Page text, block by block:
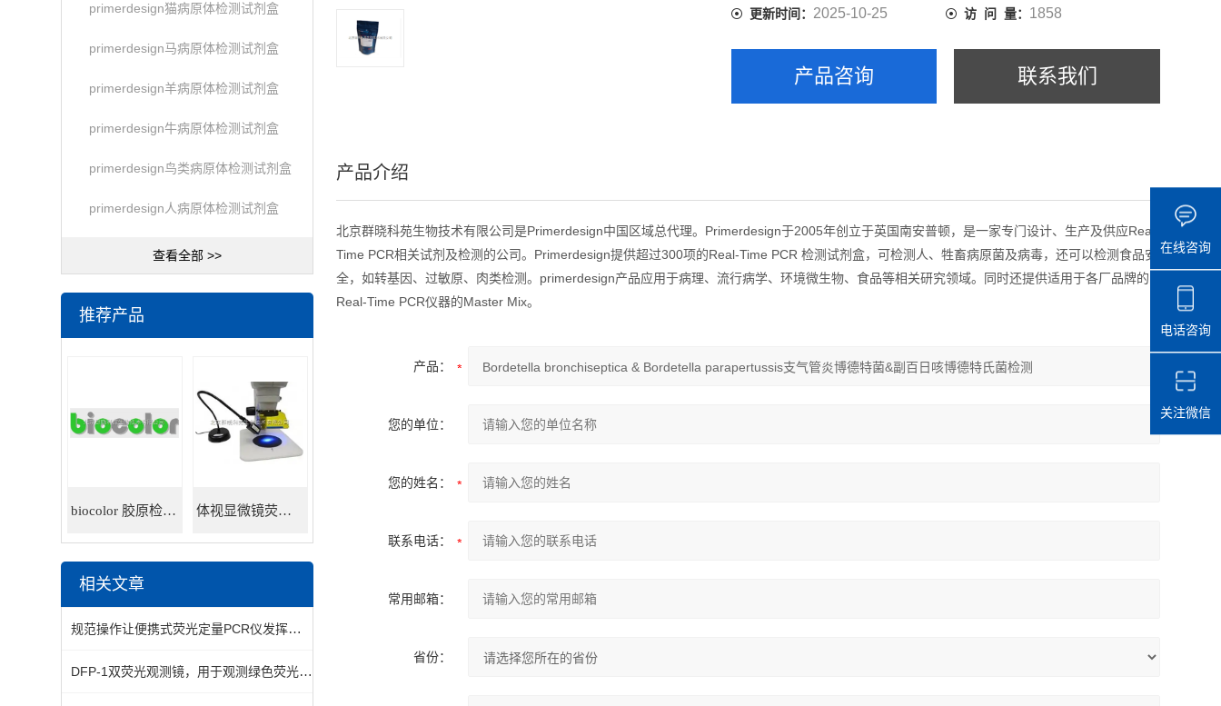
primerdesign猫病原体检测试剂盒
primerdesign马病原体检测试剂盒
primerdesign羊病原体检测试剂盒
primerdesign牛病原体检测试剂盒
primerdesign鸟类病原体检测试剂盒
primerdesign人病原体检测试剂盒
查看全部 >>
推荐产品
biocolor 胶原检测试剂盒 体视显微镜荧光适配器
相关文章
规范操作让便携式荧光定量PCR仪发挥实效
DFP-1双荧光观测镜，用于观测绿色荧光和红色荧光
更新时间： 2025-10-25 访 问 量： 1858
产品咨询 联系我们
产品介绍
北京群晓科苑生物技术有限公司是Primerdesign中国区域总代理。Primerdesign于2005年创立于英国南安普顿，是一家专门设计、生产及供应Real-
Time PCR相关试剂及检测的公司。Primerdesign提供超过300项的Real-Time PCR 检测试剂盒，可检测人、牲畜病原菌及病毒，还可以检测食品安
全，如转基因、过敏原、肉类检测。primerdesign产品应用于病理、流行病学、环境微生物、食品等相关研究领域。同时还提供适用于各厂品牌的
Real-Time PCR仪器的Master Mix。
产品：
您的单位：
您的姓名：
联系电话：
常用邮箱：
省份：
在线咨询
电话咨询
关注微信